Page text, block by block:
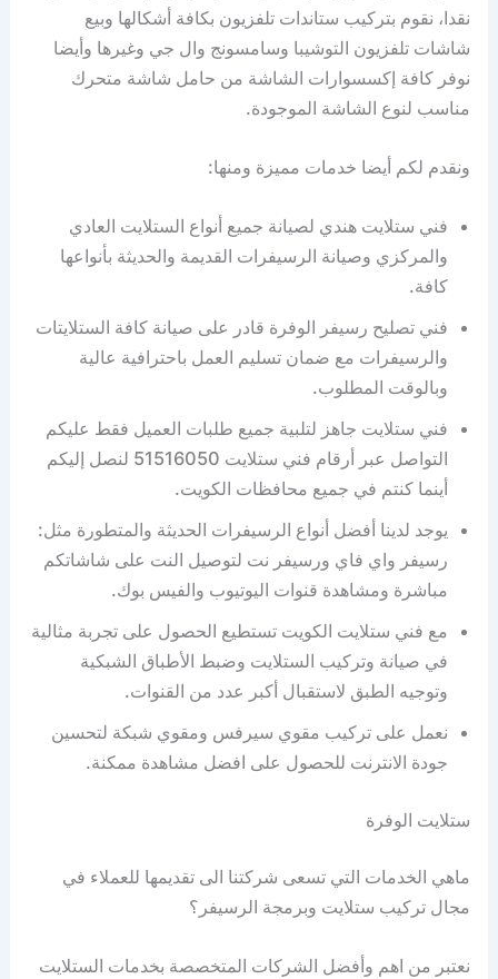
نقدا، نقوم بتركيب ستاندات تلفزيون بكافة أشكالها وبيع
شاشات تلفزيون التوشيبا وسامسونج وال جي وغيرها وأيضا
نوفر كافة إكسسوارات الشاشة من حامل شاشة متحرك
مناسب لنوع الشاشة الموجودة.
ونقدم لكم أيضا خدمات مميزة ومنها:
فني ستلايت هندي لصيانة جميع أنواع الستلايت العادي
والمركزي وصيانة الرسيفرات القديمة والحديثة بأنواعها
كافة.
فني تصليح رسيفر الوفرة قادر على صيانة كافة الستلايتات
والرسيفرات مع ضمان تسليم العمل باحترافية عالية
وبالوقت المطلوب.
فني ستلايت جاهز لتلبية جميع طلبات العميل فقط عليكم
التواصل عبر أرقام فني ستلايت 51516050 لنصل إليكم
أينما كنتم في جميع محافظات الكويت.
يوجد لدينا أفضل أنواع الرسيفرات الحديثة والمتطورة مثل:
رسيفر واي فاي ورسيفر نت لتوصيل النت على شاشاتكم
مباشرة ومشاهدة قنوات اليوتيوب والفيس بوك.
مع فني ستلايت الكويت تستطيع الحصول على تجربة مثالية
في صيانة وتركيب الستلايت وضبط الأطباق الشبكية
وتوجيه الطبق لاستقبال أكبر عدد من القنوات.
نعمل على تركيب مقوي سيرفس ومقوي شبكة لتحسين
جودة الانترنت للحصول على افضل مشاهدة ممكنة.
ستلايت الوفرة
ماهي الخدمات التي تسعى شركتنا الى تقديمها للعملاء في
مجال تركيب ستلايت وبرمجة الرسيفر؟
نعتبر من اهم وأفضل الشركات المتخصصة بخدمات الستلايت